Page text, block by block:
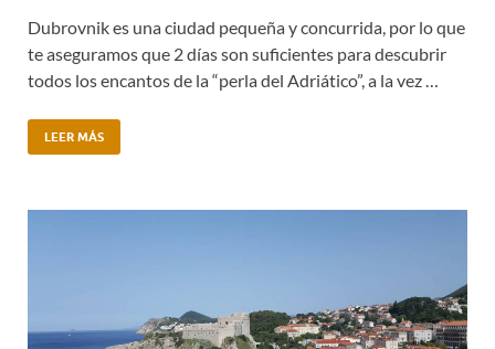
Dubrovnik es una ciudad pequeña y concurrida, por lo que
te aseguramos que 2 días son suficientes para descubrir
todos los encantos de la “perla del Adriático”, a la vez …
LEER MÁS